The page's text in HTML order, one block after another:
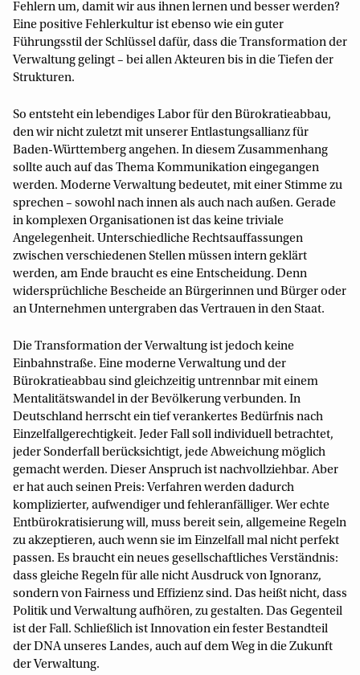
Fehlern um, damit wir aus ihnen lernen und besser werden?
Eine positive Fehlerkultur ist ebenso wie ein guter
Führungsstil der Schlüssel dafür, dass die Transformation der
Verwaltung gelingt – bei allen Akteuren bis in die Tiefen der
Strukturen.
So entsteht ein lebendiges Labor für den Bürokratieabbau,
den wir nicht zuletzt mit unserer Entlastungsallianz für
Baden-Württemberg angehen. In diesem Zusammenhang
sollte auch auf das Thema Kommunikation eingegangen
werden. Moderne Verwaltung bedeutet, mit einer Stimme zu
sprechen – sowohl nach innen als auch nach außen. Gerade
in komplexen Organisationen ist das keine triviale
Angelegenheit. Unterschiedliche Rechtsauffassungen
zwischen verschiedenen Stellen müssen intern geklärt
werden, am Ende braucht es eine Entscheidung. Denn
widersprüchliche Bescheide an Bürgerinnen und Bürger oder
an Unternehmen untergraben das Vertrauen in den Staat.
Die Transformation der Verwaltung ist jedoch keine
Einbahnstraße. Eine moderne Verwaltung und der
Bürokratieabbau sind gleichzeitig untrennbar mit einem
Mentalitätswandel in der Bevölkerung verbunden. In
Deutschland herrscht ein tief verankertes Bedürfnis nach
Einzelfallgerechtigkeit. Jeder Fall soll individuell betrachtet,
jeder Sonderfall berücksichtigt, jede Abweichung möglich
gemacht werden. Dieser Anspruch ist nachvollziehbar. Aber
er hat auch seinen Preis: Verfahren werden dadurch
komplizierter, aufwendiger und fehleranfälliger. Wer echte
Entbürokratisierung will, muss bereit sein, allgemeine Regeln
zu akzeptieren, auch wenn sie im Einzelfall mal nicht perfekt
passen. Es braucht ein neues gesellschaftliches Verständnis:
dass gleiche Regeln für alle nicht Ausdruck von Ignoranz,
sondern von Fairness und Effizienz sind. Das heißt nicht, dass
Politik und Verwaltung aufhören, zu gestalten. Das Gegenteil
ist der Fall. Schließlich ist Innovation ein fester Bestandteil
der DNA unseres Landes, auch auf dem Weg in die Zukunft
der Verwaltung.